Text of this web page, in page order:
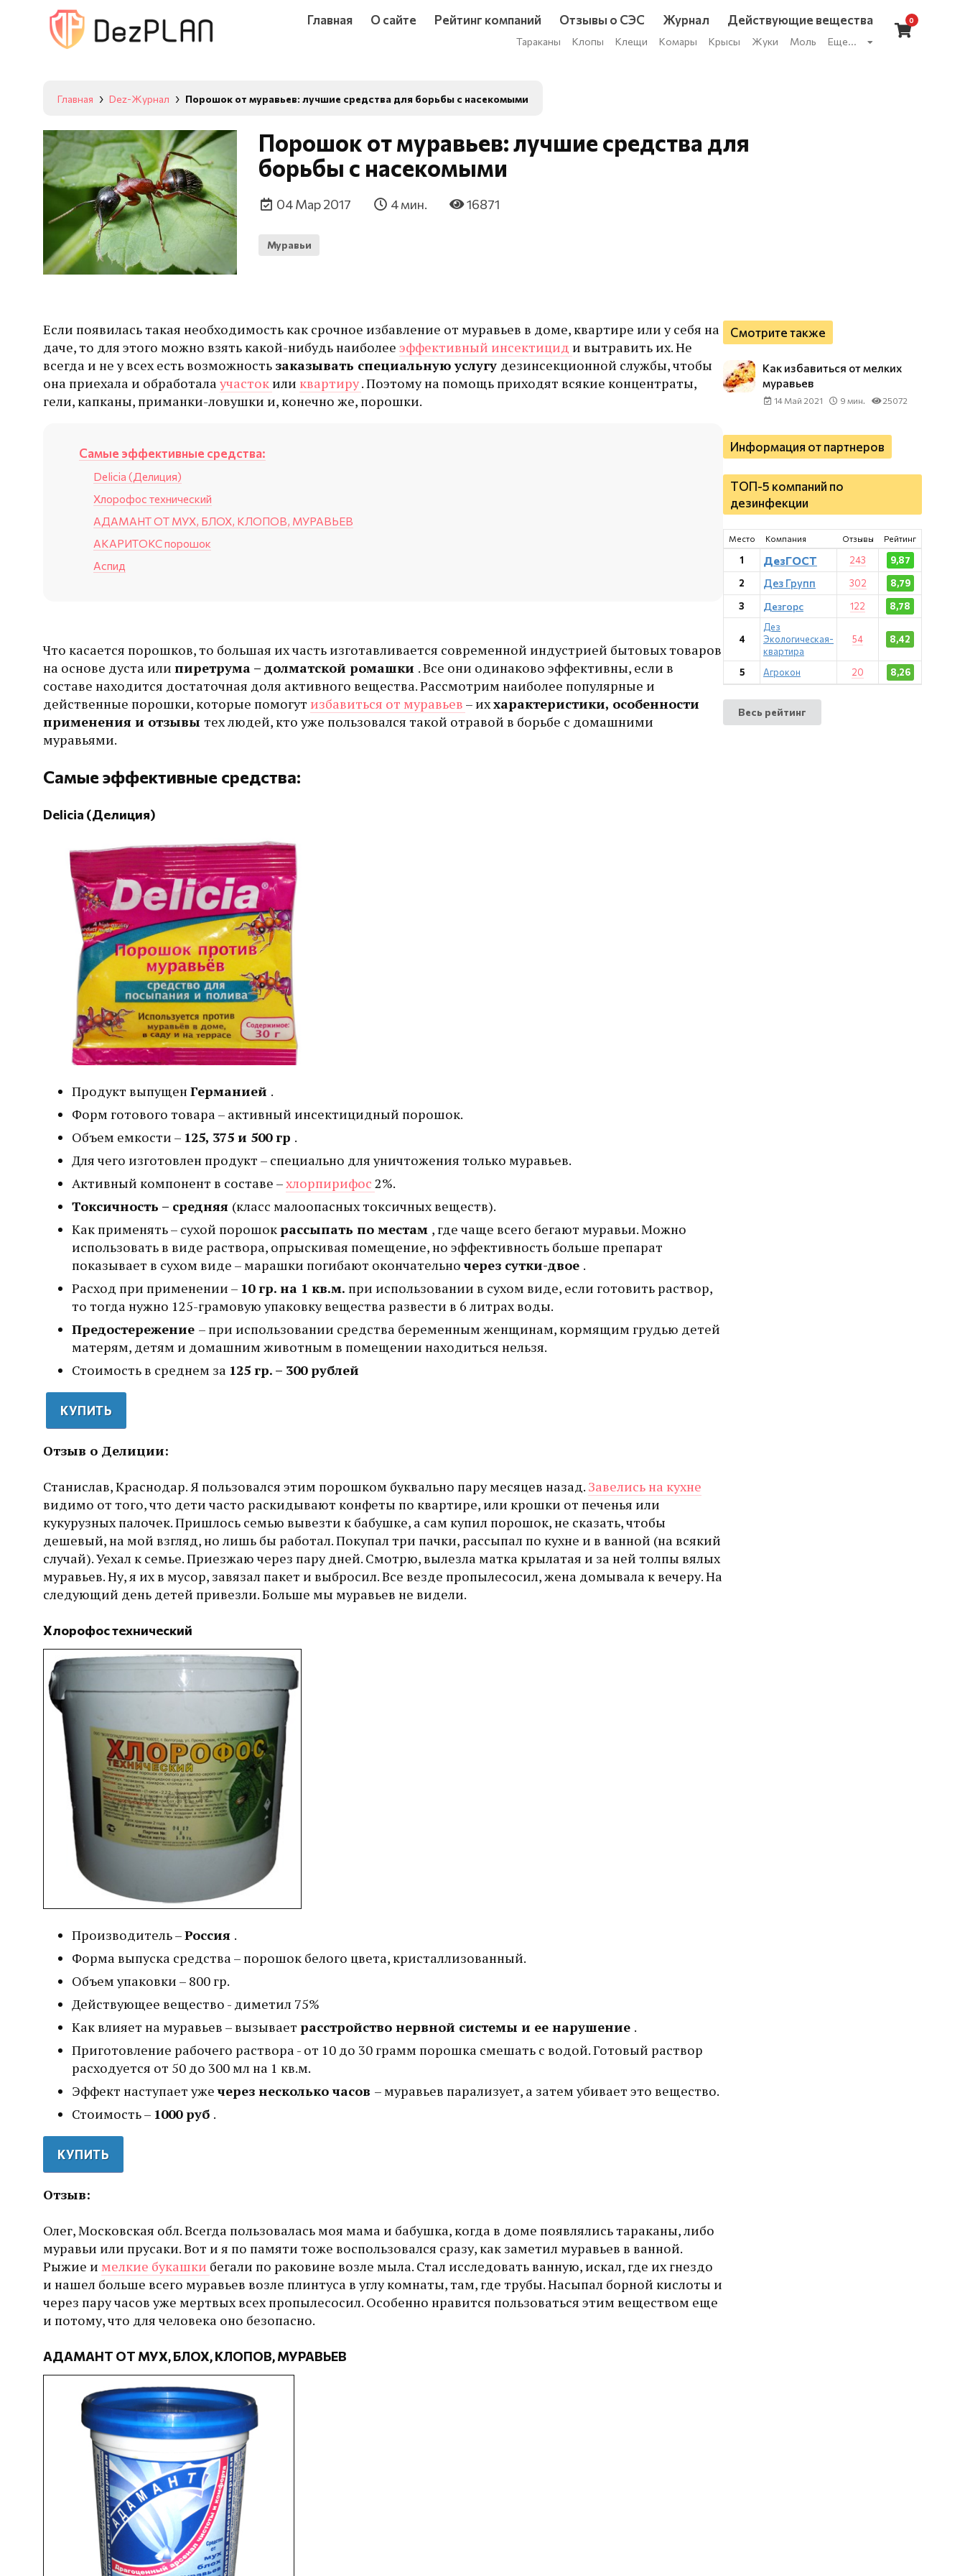
Главная О сайте Рейтинг компаний Отзывы о СЭС Журнал Действующие вещества
Тараканы Клопы Клещи Комары Крысы Жуки Моль Еще...
0
Главная Dez-Журнал Порошок от муравьев: лучшие средства для борьбы с насекомыми
Порошок от муравьев: лучшие средства для
борьбы с насекомыми
04 Мар 2017 4 мин. 16871
Муравьи
Если появилась такая необходимость как срочное избавление от муравьев в доме, квартире или у себя на
даче, то для этого можно взять какой-нибудь наиболее эффективный инсектицид и вытравить их. Не
всегда и не у всех есть возможность заказывать специальную услугу дезинсекционной службы, чтобы
она приехала и обработала участокили квартиру. Поэтому на помощь приходят всякие концентраты,
гели, капканы, приманки-ловушки и, конечно же, порошки.
Самые эффективные средства:
Delicia (Делиция)
Хлорофос технический
АДАМАНТ ОТ МУХ, БЛОХ, КЛОПОВ, МУРАВЬЕВ
АКАРИТОКС порошок
Аспид
Что касается порошков, то большая их часть изготавливается современной индустрией бытовых товаров
на основе дуста или пиретрума – долматской ромашки . Все они одинаково эффективны, если в
составе находится достаточная доля активного вещества. Рассмотрим наиболее популярные и
действенные порошки, которые помогут избавиться от муравьев – иххарактеристики, особенности
применения и отзывы тех людей, кто уже пользовался такой отравой в борьбе с домашними
муравьями.
Самые эффективные средства:
Delicia (Делиция)
Продукт выпущенГерманией .
Форм готового товара – активный инсектицидный порошок.
Объем емкости – 125, 375 и 500 гр .
Для чего изготовлен продукт – специально для уничтожения только муравьев.
Активный компонент в составе –хлорпирифос 2%.
Токсичность – средняя (класс малоопасных токсичных веществ).
Как применять – сухой порошокрассыпать по местам , где чаще всего бегают муравьи. Можно
использовать в виде раствора, опрыскивая помещение, но эффективность больше препарат
показывает в сухом виде – марашки погибают окончательночерез сутки-двое .
Расход при применении – 10 гр. на 1 кв.м. при использовании в сухом виде, если готовить раствор,
то тогда нужно 125-грамовую упаковку вещества развести в 6 литрах воды.
Предостережение – при использовании средства беременным женщинам, кормящим грудью детей
матерям, детям и домашним животным в помещении находиться нельзя.
Стоимость в среднем за 125 гр. – 300 рублей
КУПИТЬ
Отзыв о Делиции:
Станислав, Краснодар. Я пользовался этим порошком буквально пару месяцев назад. Завелись на кухне
видимо от того, что дети часто раскидывают конфеты по квартире, или крошки от печенья или
кукурузных палочек. Пришлось семью вывезти к бабушке, а сам купил порошок, не сказать, чтобы
дешевый, на мой взгляд, но лишь бы работал. Покупал три пачки, рассыпал по кухне и в ванной (на всякий
случай). Уехал к семье. Приезжаю через пару дней. Смотрю, вылезла матка крылатая и за ней толпы вялых
муравьев. Ну, я их в мусор, завязал пакет и выбросил. Все везде пропылесосил, жена домывала к вечеру. На
следующий день детей привезли. Больше мы муравьев не видели.
Хлорофос технический
Производитель –Россия .
Форма выпуска средства – порошок белого цвета, кристаллизованный.
Объем упаковки – 800 гр.
Действующее вещество - диметил 75%
Как влияет на муравьев – вызывает расстройство нервной системы и ее нарушение .
Приготовление рабочего раствора - от 10 до 30 грамм порошка смешать с водой. Готовый раствор
расходуется от 50 до 300 мл на 1 кв.м.
Эффект наступает ужечерез несколько часов – муравьев парализует, а затем убивает это вещество.
Стоимость – 1000 руб .
КУПИТЬ
Отзыв:
Олег, Московская обл. Всегда пользовалась моя мама и бабушка, когда в доме появлялись тараканы, либо
муравьи или прусаки. Вот и я по памяти тоже воспользовался сразу, как заметил муравьев в ванной.
Рыжие и мелкие букашки бегали по раковине возле мыла. Стал исследовать ванную, искал, где их гнездо
и нашел больше всего муравьев возле плинтуса в углу комнаты, там, где трубы. Насыпал борной кислоты и
через пару часов уже мертвых всех пропылесосил. Особенно нравится пользоваться этим веществом еще
и потому, что для человека оно безопасно.
АДАМАНТ ОТ МУХ, БЛОХ, КЛОПОВ, МУРАВЬЕВ
ТОП-5 компаний по
дезинфекции
Место Компания Отзывы Рейтинг
1 ДезГОСТ 243
9,87
2
Дез Групп 302
8,79
3
Дезгорс 122 8,78
4
Дез
Экологическая-
квартира
54 8,42
5 Агрокон 20 8,26
Весь рейтинг
Смотрите также
Как избавиться от мелких
муравьев
14 Май 2021 9 мин. 25072
Информация от партнеров